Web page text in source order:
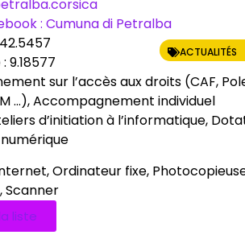
ACTUALITÉS
: Cumuna di Petralba
9.18577
sur l’accès aux droits (CAF,
…), Accompagnement individuel
d’initiation à l’informatique,
Ordinateur fixe,
Scanner
liste